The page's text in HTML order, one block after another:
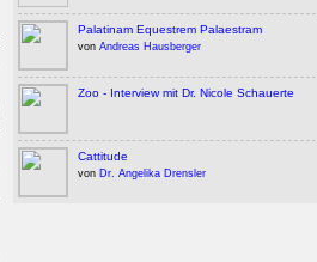
Palatinam Equestrem Palaestram
von Andreas Hausberger
Zoo - Interview mit Dr. Nicole Schauerte
Cattitude
von Dr. Angelika Drensler